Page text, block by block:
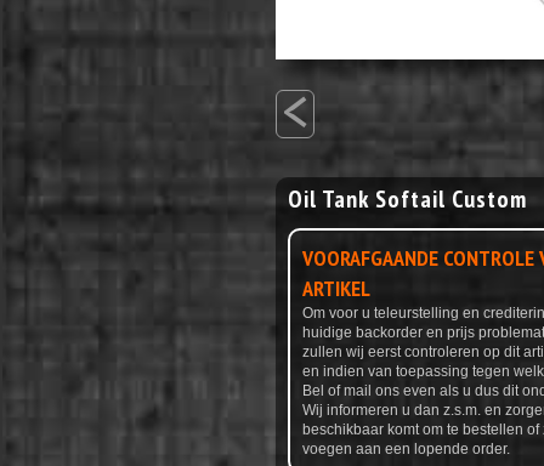
<
Oil Tank Softail Custom
VOORAFGAANDE CONTROLE
ARTIKEL
Om voor u teleurstelling en
huidige backorder en prijs
zullen wij eerst controleren op dit
en indien van toepassing tegen
Bel of mail ons even als u dus dit
Wij informeren u dan z.s.m. en
beschikbaar komt om te bestellen
voegen aan een lopende order.